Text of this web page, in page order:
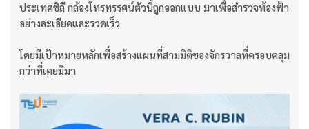
ประเทศชิลี กล้องโทรทรรศน์ตัวนี้ถูกออกแบบ มาเพื่อสำรวจท้องฟ้า
อย่างละเอียดและรวดเร็ว
โดยมีเป้าหมายหลักเพื่อสร้างแผนที่สามมิติของจักรวาลที่ครอบคลุม
กว่าที่เคยมีมา